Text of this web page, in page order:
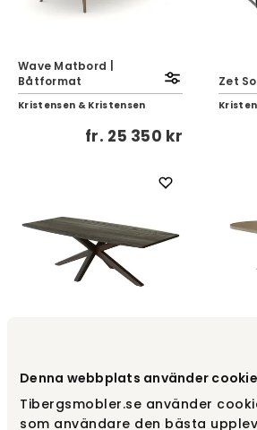
Denna webbplats använder
Tibergsmobler.se använder
som användare den bästa
Wave Matbord |
Båtformat
Kristensen & Kristensen
fr. 25 350 kr
Zet
Kristensen & Kristensen
fr.27 690 kr